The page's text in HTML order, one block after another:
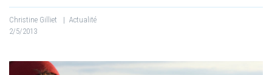
Christine Gilliet | Actualité
2/5/2013